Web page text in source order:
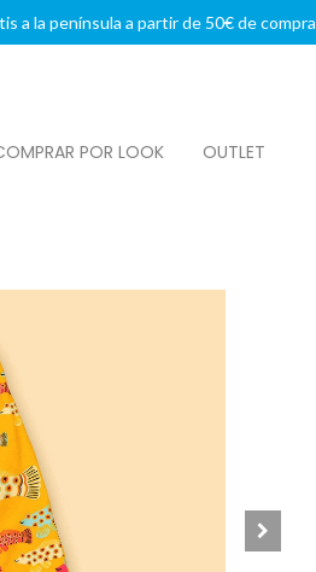
a la península a partir de 50€ de compra
POR LOOK OUTLET